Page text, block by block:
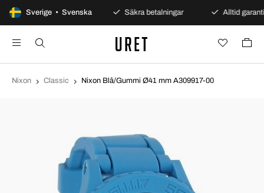
Sverige • Svenska
100 dagars öppet köp Säkra betalningar Alltid garanti
Nixon Classic Nixon Blå/Gummi Ø41 mm A309917-00